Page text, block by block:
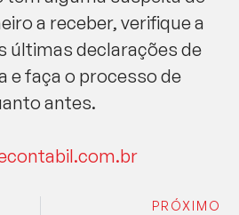
a receber, verifique a
últimas declarações de
e faça o processo de
antes.
PRÓXIMO